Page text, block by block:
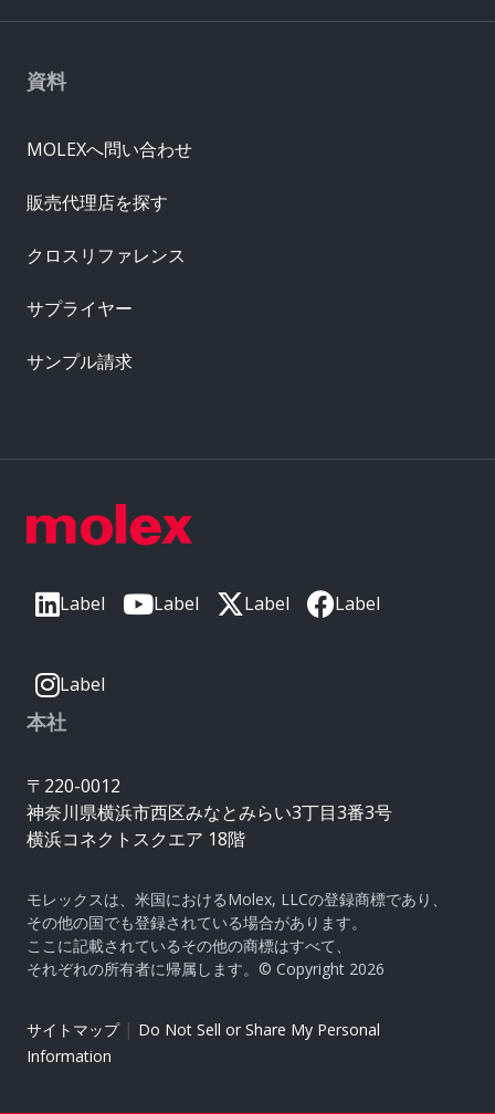
Label Label Label Label
Label
本社
〒220-0012
神奈川県横浜市西区みなとみらい3丁目3番3号
横浜コネクトスクエア 18階
モレックスは、米国におけるMolex, LLCの登録商標であり、
その他の国でも登録されている場合があります。
ここに記載されているその他の商標はすべて、
それぞれの所有者に帰属します。© Copyright 2026
サイトマップ| Do Not Sell or Share My Personal
Information
資料
MOLEXへ問い合わせ
販売代理店を探す
クロスリファレンス
サプライヤー
サンプル請求